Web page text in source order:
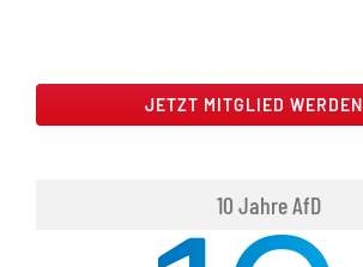
JETZT MITGLIED WERDEN
10 Jahre AfD